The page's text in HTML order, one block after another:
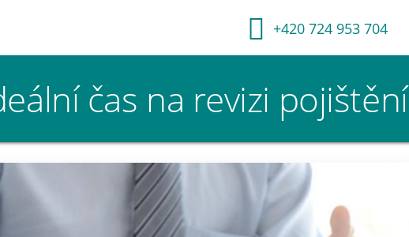
+420 724 953 704
čas na revizi pojištění